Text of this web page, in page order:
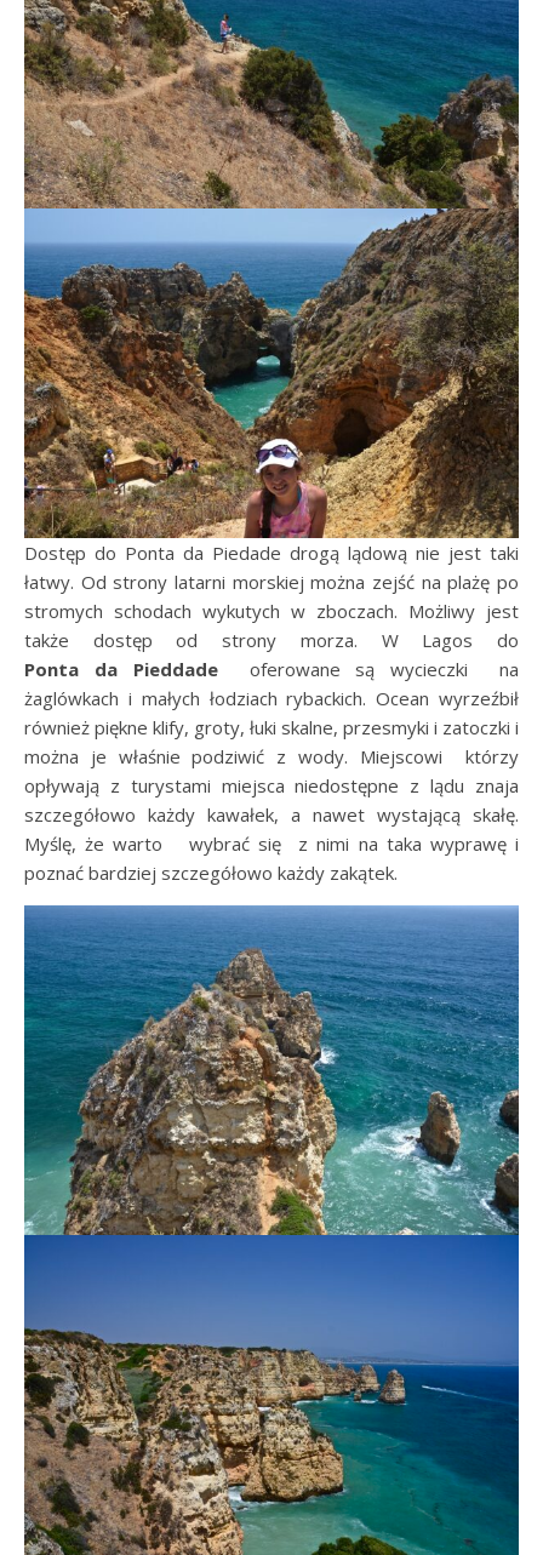
Dostęp do Ponta da Piedade drogą lądową nie jest taki
łatwy. Od strony latarni morskiej można zejść na plażę po
stromych schodach wykutych w zboczach. Możliwy jest
także dostęp od strony morza. W Lagos do
Ponta
da Pieddade
oferowane są wycieczki na
żaglówkach i małych łodziach rybackich. Ocean wyrzeźbił
również piękne klify, groty, łuki skalne, przesmyki i zatoczki i
można je właśnie podziwić z wody. Miejscowi którzy
opływają z turystami miejsca niedostępne z lądu znaja
szczegółowo każdy kawałek, a nawet wystającą skałę.
Myślę, że warto wybrać się z nimi na taka wyprawę i
poznać bardziej szczegółowo każdy zakątek.